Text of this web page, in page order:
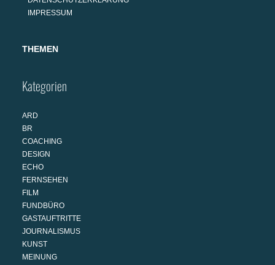
IMPRESSUM
THEMEN
Kategorien
ARD
BR
COACHING
DESIGN
ECHO
FERNSEHEN
FILM
FUNDBÜRO
GASTAUFTRITTE
JOURNALISMUS
KUNST
MEINUNG